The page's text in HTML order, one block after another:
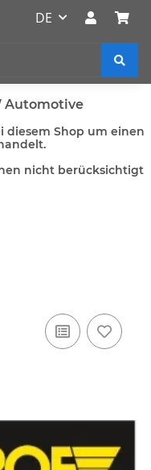
DE
Automotive
diesem Shop um einen
nicht berücksichtigt